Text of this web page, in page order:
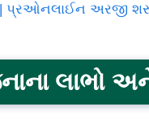
| પ્રઓનલાઈન અરજી
લાભો